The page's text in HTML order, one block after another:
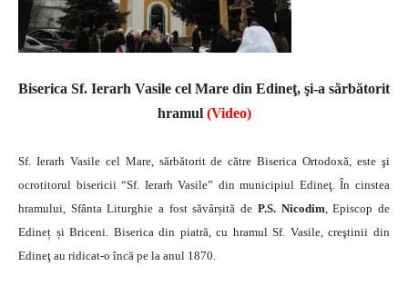
Biserica Sf. Ierarh Vasile cel Mare din Edineţ, şi-a sărbătorit
hramul (Video)
Sf. Ierarh Vasile cel Mare, sărbătorit de către Biserica Ortodoxă, este şi
ocrotitorul bisericii “Sf. Ierarh Vasile” din municipiul Edineţ. În cinstea
hramului, Sfânta Liturghie a fost săvârșită de P.S. Nicodim, Episcop de
Edineț și Briceni. Biserica din piatră, cu hramul Sf. Vasile, creştinii din
Edineţ au ridicat-o încă pe la anul 1870.